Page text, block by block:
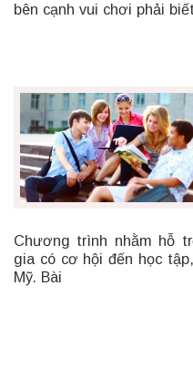
bên cạnh vui chơi phải
Chương trình nhằm hỗ
gia có cơ hội đến học
Mỹ. Bài